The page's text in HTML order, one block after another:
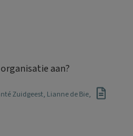
aan?
Zuidgeest, Lianne de Bie,